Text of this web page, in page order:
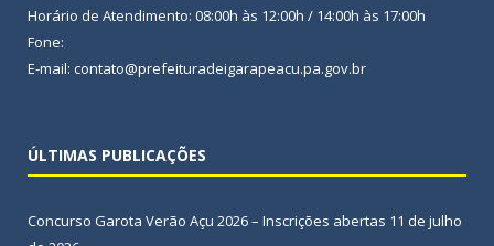
Horário de Atendimento: 08:00h às 12:00h / 14:00h às 17:00h
Fone:
E-mail: contato@prefeituradeigarapeacu.pa.gov.br
ÚLTIMAS PUBLICAÇÕES
Concurso Garota Verão Açu 2026 – Inscrições abertas 11 de julho